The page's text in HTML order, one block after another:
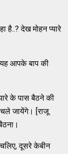
है..? देख मोहन प्यारे
आपके बाप की
के पास बैठने की
चले जायेंगे। [राजू
दूसरे केबीन